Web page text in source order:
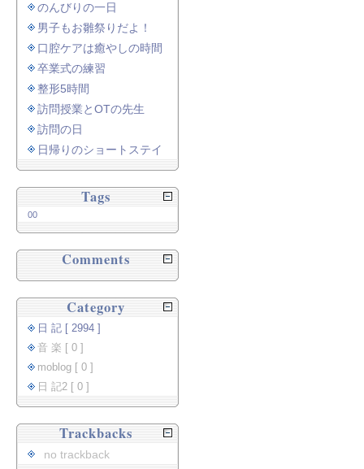
のんびりの一日
男子もお雛祭りだよ！
口腔ケアは癒やしの時間
卒業式の練習
整形5時間
訪問授業とOTの先生
訪問の日
日帰りのショートステイ
Tags
00
Comments
Category
日 記 [ 2994 ]
音 楽 [ 0 ]
moblog [ 0 ]
日 記2 [ 0 ]
Trackbacks
no trackback